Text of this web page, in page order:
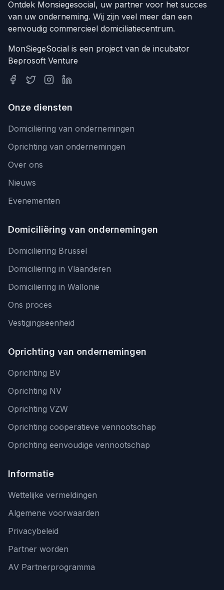
Ontdek Monsiegesocial, uw partner voor het succes
van uw onderneming. Wij zijn veel meer dan een
eenvoudig commercieel domiciliatiecentrum.
MonSiegeSocial is een project van de incubator
Beprosoft Venture
Onze diensten
Domiciliëring van ondernemingen
Oprichting van ondernemingen
Over ons
Nieuws
Evenementen
Domiciliëring van ondernemingen
Domiciliëring Brussel
Domiciliëring in Vlaanderen
Domiciliëring in Wallonië
Ons proces
Vestigingseenheid
Oprichting van ondernemingen
Oprichting BV
Oprichting NV
Oprichting VZW
Oprichting coöperatieve vennootschap
Oprichting eenvoudige vennootschap
Informatie
Wettelijke vermeldingen
Algemene voorwaarden
Privacybeleid
Partner worden
AV Partnerprogramma